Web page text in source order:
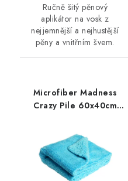
Ručně šitý pěnový
aplikátor na vosk z
nejjemnější a nejhustější
pěny a vnitřním švem.
Microfiber Madness
Crazy Pile 60x40cm